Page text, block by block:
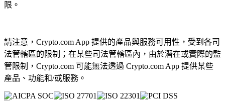
限。
請注意，Crypto.com App 提供的產品與服務可用性，受到各司
法管轄區的限制；在某些司法管轄區內，由於潛在或實際的監
管限制，Crypto.com 可能無法透過 Crypto.com App 提供某些
產品、功能和/或服務。